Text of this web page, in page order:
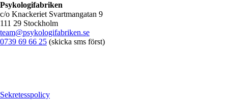
Psykologifabriken
c/o Knackeriet Svartmangatan 9
111 29 Stockholm
team@psykologifabriken.se
0739 69 66 25 (skicka sms först)
Sekretesspolicy